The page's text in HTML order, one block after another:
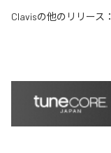
Clavisの他のリリース：